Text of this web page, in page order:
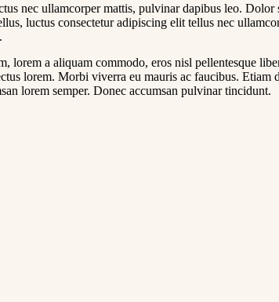
nec ullamcorper mattis, pulvinar dapibus leo. Dolor
luctus consectetur adipiscing elit tellus nec
lorem a aliquam commodo, eros nisl pellentesque
lorem. Morbi viverra eu mauris ac faucibus. Etiam
lorem semper. Donec accumsan pulvinar tincidunt.